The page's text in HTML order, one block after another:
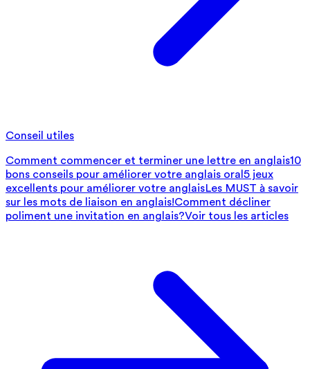
Conseil utiles
Comment commencer et terminer une lettre en anglais10
bons conseils pour améliorer votre anglais oral 5 jeux
excellents pour améliorer votre anglaisLes MUST à savoir
sur les mots de liaison en anglais!Comment décliner
poliment une invitation en anglais?Voir tous les articles